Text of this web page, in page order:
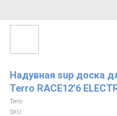
Надувная sup доска
Terro RACE12’6
Terro
SKU: